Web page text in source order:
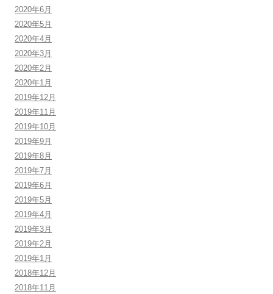
2020年6月
2020年5月
2020年4月
2020年3月
2020年2月
2020年1月
2019年12月
2019年11月
2019年10月
2019年9月
2019年8月
2019年7月
2019年6月
2019年5月
2019年4月
2019年3月
2019年2月
2019年1月
2018年12月
2018年11月